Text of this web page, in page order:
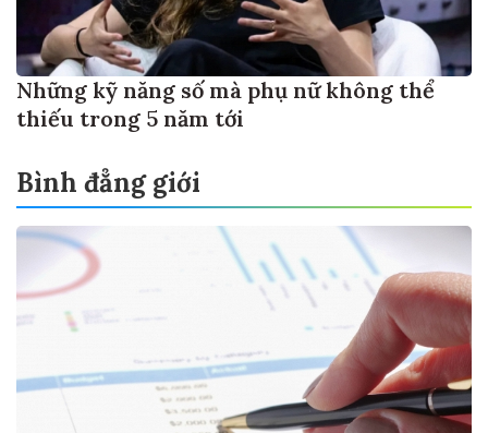
Những kỹ năng số mà phụ nữ không thể
thiếu trong 5 năm tới
Bình đẳng giới